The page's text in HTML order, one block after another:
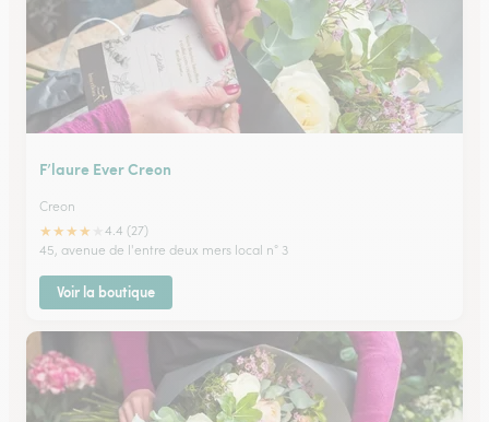
F’laure Ever Creon
Creon
★★★★
4.4 (27)
45, avenue de l'entre deux mers local n° 3
Voir la boutique